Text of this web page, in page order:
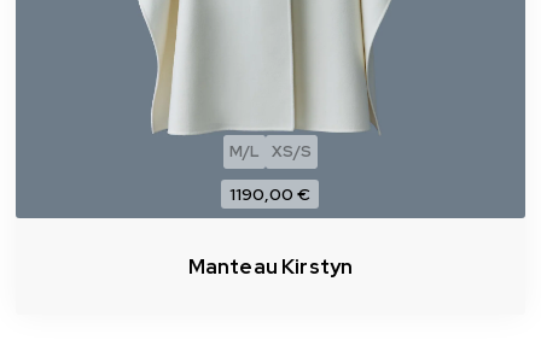
M/L XS/S
1190,00 €
Manteau Kirstyn